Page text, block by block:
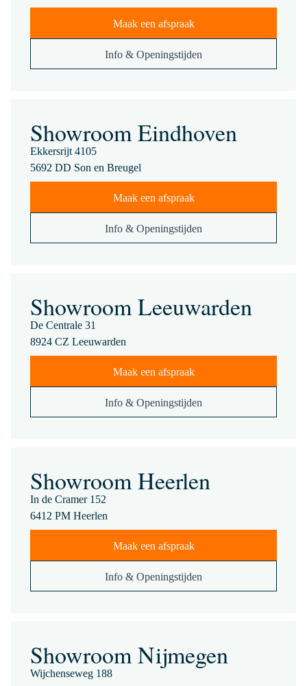
Maak een afspraak
Info & Openingstijden
Showroom Eindhoven
Ekkersrijt 4105
5692 DD Son en Breugel
Maak een afspraak
Info & Openingstijden
Showroom Leeuwarden
De Centrale 31
8924 CZ Leeuwarden
Maak een afspraak
Info & Openingstijden
Showroom Heerlen
In de Cramer 152
6412 PM Heerlen
Maak een afspraak
Info & Openingstijden
Showroom Nijmegen
Wijchenseweg 188